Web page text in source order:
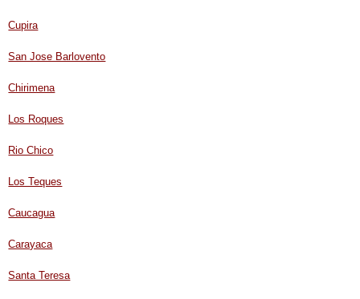
Cupira
San Jose Barlovento
Chirimena
Los Roques
Rio Chico
Los Teques
Caucagua
Carayaca
Santa Teresa